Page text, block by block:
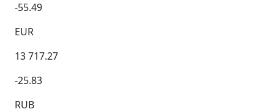
-55.49
EUR
13 717.27
-25.83
RUB